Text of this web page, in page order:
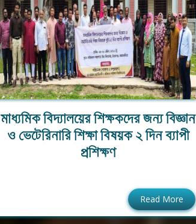
মাধ্যমিক বিদ্যালয়ের শিক্ষকদের জন্য বিজ্ঞান
ও ভেটেরিনারি শিক্ষা বিষয়ক ২ দিন ব্যাপী
প্রশিক্ষণ
Read More